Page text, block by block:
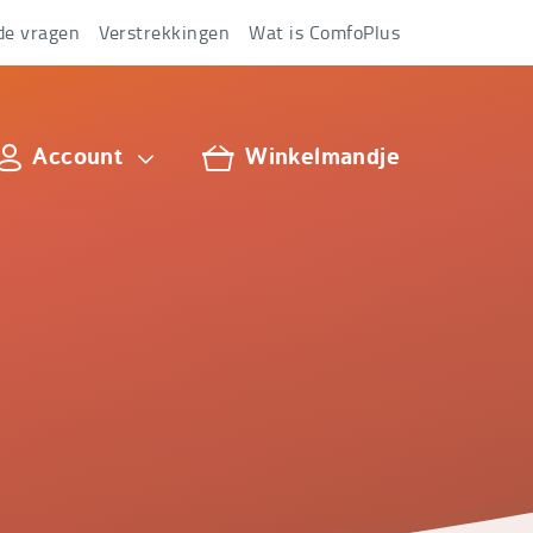
vragen Verstrekkingen Wat is ComfoPlus
Account Winkelmandje